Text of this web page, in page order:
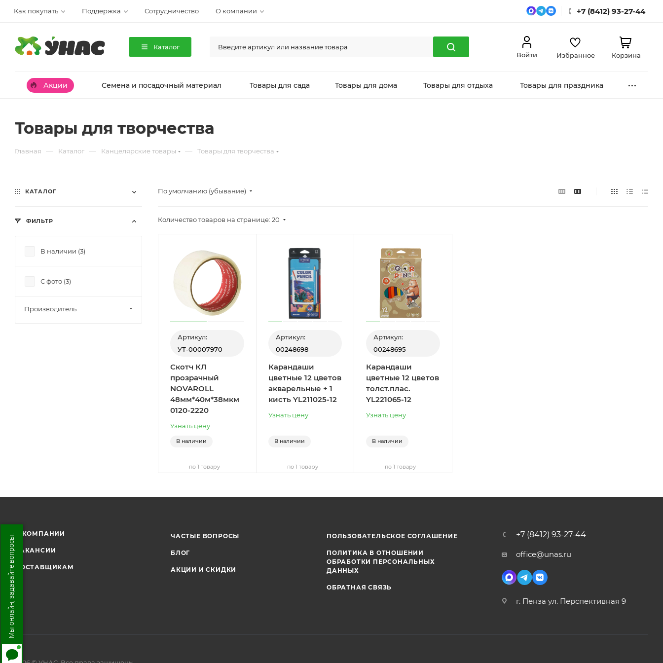
Как покупать Поддержка Сотрудничество О компании +7 (8412) 93-27-44
Каталог
Войти
Избранное Корзина
Акции Семена и посадочный материал Товары для сада Товары для дома Товары для отдыха Товары для праздника
Товары для творчества
Главная — Каталог — Канцелярские товары — Товары для творчества
По умолчанию (убывание)
Количество товаров на странице: 20
Артикул:
УТ-00007970
Скотч КЛ
прозрачный
NOVAROLL
48мм*40м*38мкм
0120-2220
Узнать цену
В наличии
по 1 товару
Артикул:
00248698
Карандаши
цветные 12 цветов
акварельные + 1
кисть YL211025-12
Узнать цену
В наличии
по 1 товару
Артикул:
00248695
Карандаши
цветные 12 цветов
толст.плас.
YL221065-12
Узнать цену
В наличии
по 1 товару
КАТАЛОГ
ФИЛЬТР
В наличии (3)
С фото (3)
Производитель
О КОМПАНИИ
ВАКАНСИИ
ПОСТАВЩИКАМ
ЧАСТЫЕ ВОПРОСЫ
БЛОГ
АКЦИИ И СКИДКИ
ПОЛЬЗОВАТЕЛЬСКОЕ СОГЛАШЕНИЕ
ПОЛИТИКА В ОТНОШЕНИИ
ОБРАБОТКИ ПЕРСОНАЛЬНЫХ
ДАННЫХ
ОБРАТНАЯ СВЯЗЬ
+7 (8412) 93-27-44
office@unas.ru
г. Пенза ул. Перспективная 9
Мы онлайн, задавайте вопросы!